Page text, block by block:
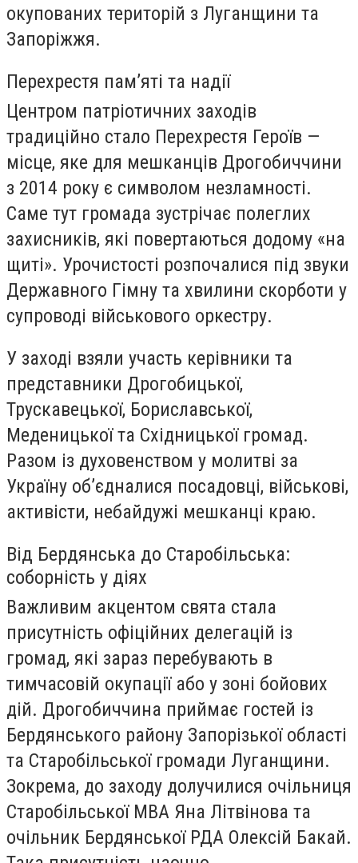
окупованих територій з Луганщини та
Запоріжжя.
Перехрестя пам’яті та надії
Центром патріотичних заходів
традиційно стало Перехрестя Героїв —
місце, яке для мешканців Дрогобиччини
з 2014 року є символом незламності.
Саме тут громада зустрічає полеглих
захисників, які повертаються додому «на
щиті». Урочистості розпочалися під звуки
Державного Гімну та хвилини скорботи у
супроводі військового оркестру.
У заході взяли участь керівники та
представники Дрогобицької,
Трускавецької, Бориславської,
Меденицької та Східницької громад.
Разом із духовенством у молитві за
Україну об’єдналися посадовці, військові,
активісти, небайдужі мешканці краю.
Від Бердянська до Старобільська:
соборність у діях
Важливим акцентом свята стала
присутність офіційних делегацій із
громад, які зараз перебувають в
тимчасовій окупації або у зоні бойових
дій. Дрогобиччина приймає гостей із
Бердянського району Запорізької області
та Старобільської громади Луганщини.
Зокрема, до заходу долучилися очільниця
Старобільської МВА Яна Літвінова та
очільник Бердянської РДА Олексій Бакай.